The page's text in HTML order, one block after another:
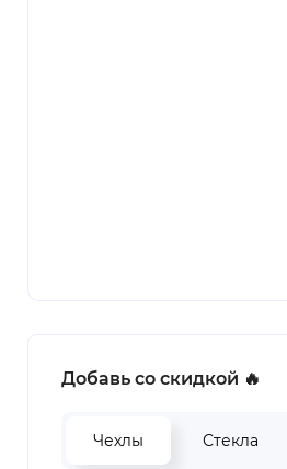
Добавь со скидкой 🔥
Чехлы Стекла